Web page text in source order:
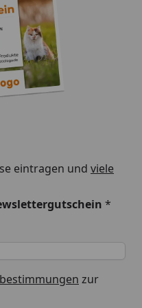
eintragen und viele
*
zur